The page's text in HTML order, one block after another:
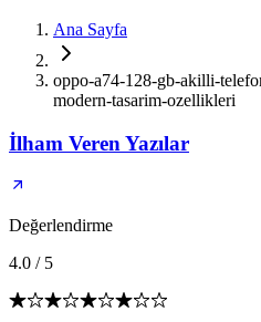
Ana Sayfa
oppo-a74-128-gb-akilli-
modern-tasarim-ozellikleri
İlham Veren Yazılar
Değerlendirme
4.0 / 5